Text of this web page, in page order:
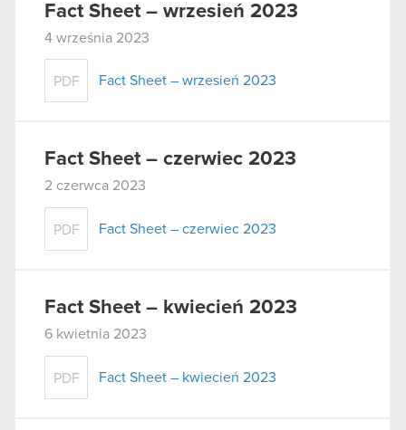
Fact Sheet – wrzesień 2023
4 września 2023
PDF Fact Sheet – wrzesień 2023
Fact Sheet – czerwiec 2023
2 czerwca 2023
PDF Fact Sheet – czerwiec 2023
Fact Sheet – kwiecień 2023
6 kwietnia 2023
PDF Fact Sheet – kwiecień 2023